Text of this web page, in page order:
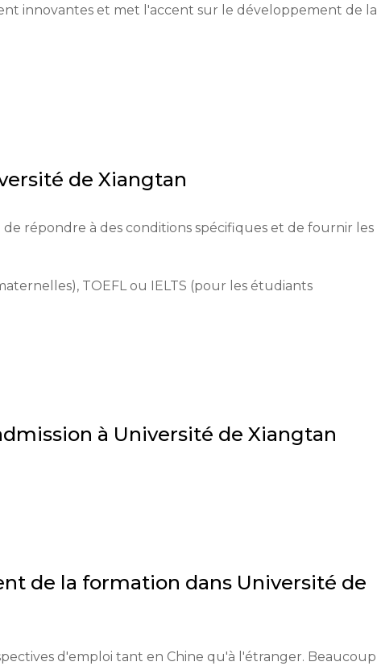
innovantes et met l'accent sur le développement de la
de Xiangtan
répondre à des conditions spécifiques et de fournir les
TOEFL ou IELTS (pour les étudiants
diplômes ou leurs équivalents.
de tests, copies d'identification.
est requis.
fin - 30 avril.
réalisés si nécessaire.
à Université de Xiangtan
de la formation dans Université de
d'emploi tant en Chine qu'à l'étranger. Beaucoup